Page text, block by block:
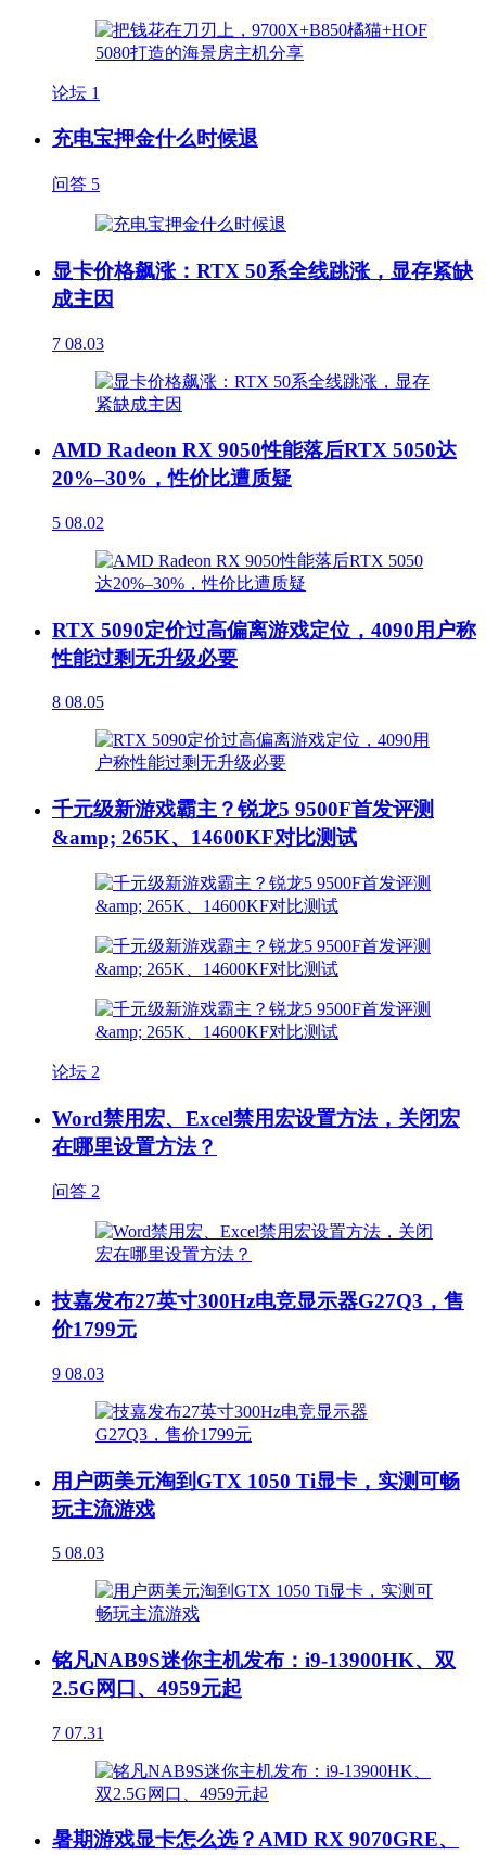
论坛 1
充电宝押金什么时候退
问答 5
显卡价格飙涨：RTX 50系全线跳涨，显存紧缺
成主因
7 08.03
AMD Radeon RX 9050性能落后RTX 5050达
20%–30%，性价比遭质疑
5 08.02
RTX 5090定价过高偏离游戏定位，4090用户称
性能过剩无升级必要
8 08.05
千元级新游戏霸主？锐龙5 9500F首发评测
&amp; 265K、14600KF对比测试
论坛 2
Word禁用宏、Excel禁用宏设置方法，关闭宏
在哪里设置方法？
问答 2
技嘉发布27英寸300Hz电竞显示器G27Q3，售
价1799元
9 08.03
用户两美元淘到GTX 1050 Ti显卡，实测可畅
玩主流游戏
5 08.03
铭凡NAB9S迷你主机发布：i9-13900HK、双
2.5G网口、4959元起
7 07.31
暑期游戏显卡怎么选？AMD RX 9070GRE、